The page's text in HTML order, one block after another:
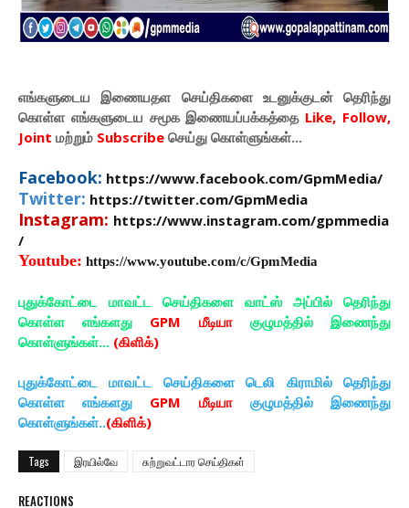
எங்களுடைய இணையதள செய்திகளை உடனுக்குடன் தெரிந்து
கொள்ள எங்களுடைய சமூக இணையப்பக்கத்தை Like, Follow,
Joint மற்றும் Subscribe செய்து கொள்ளுங்கள்...
Facebook: https://www.facebook.com/GpmMedia/
Twitter: https://twitter.com/GpmMedia
Instagram: https://www.instagram.com/gpmmedia
/
Youtube: https://www.youtube.com/c/GpmMedia
புதுக்கோட்டை மாவட்ட செய்திகளை வாட்ஸ் அப்பில் தெரிந்து
கொள்ள எங்களது GPM மீடியாகுழுமத்தில் இணைந்து
கொள்ளுங்கள்... (கிளிக்)
புதுக்கோட்டை மாவட்ட செய்திகளை டெலி கிராமில் தெரிந்து
கொள்ள எங்களது GPM மீடியாகுழுமத்தில் இணைந்து
கொள்ளுங்கள்..(கிளிக்)
Tags இரயில்வே சுற்றுவட்டார செய்திகள்
REACTIONS